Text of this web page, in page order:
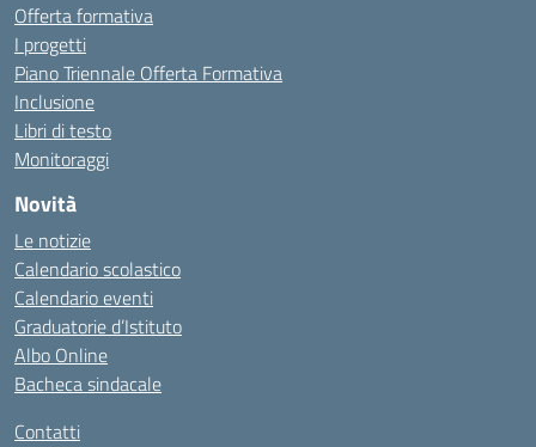
Offerta formativa
I progetti
Piano Triennale Offerta Formativa
Inclusione
Libri di testo
Monitoraggi
Novità
Le notizie
Calendario scolastico
Calendario eventi
Graduatorie d’Istituto
Albo Online
Bacheca sindacale
Contatti